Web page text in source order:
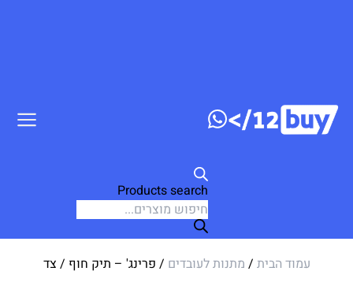
Products search
עמוד הבית/מתנות לעובדים/ פרינג' – תיק חוף / צד